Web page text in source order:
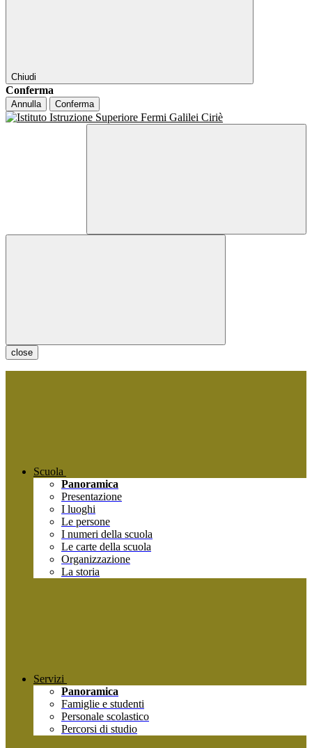
Chiudi
Conferma
Annulla Conferma
close
Scuola
Panoramica
Presentazione
I luoghi
Le persone
I numeri della scuola
Le carte della scuola
Organizzazione
La storia
Servizi
Panoramica
Famiglie e studenti
Personale scolastico
Percorsi di studio